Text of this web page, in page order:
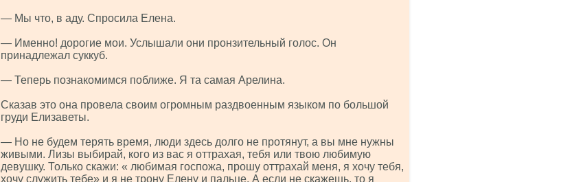
— Мы что, в аду. Спросила Елена.
— Именно! дорогие мои. Услышали они пронзительный голос. Он
принадлежал суккуб.
— Теперь познакомимся поближе. Я та самая Арелина.
Сказав это она провела своим огромным раздвоенным языком по большой
груди Елизаветы.
— Но не будем терять время, люди здесь долго не протянут, а вы мне нужны
живыми. Лизы выбирай, кого из вас я оттрахая, тебя или твою любимую
девушку. Только скажи: « любимая госпожа, прошу оттрахай меня, я хочу тебя,
хочу служить тебе» и я не трону Елену и пальце. А если не скажешь, то я